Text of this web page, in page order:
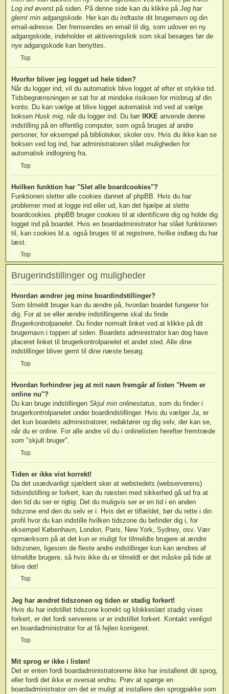
Log indøverst på siden. På denne side kan du klikke på Jeg har
glemt min adgangskode. Her kan du indtaste dit brugernavn og din
email-adresse. Der fremsendes en email til dig, som udover en ny
adgangskode, indeholder et aktiveringslink som skal besøges før de
nye adgangskode kan benyttes.
Top
Hvorfor bliver jeg logget ud hele tiden?
Når du logger ind, vil du automatisk blive logget af efter et stykke tid.
Tidsbegrænsningen er sat for at mindske risikoen for misbrug af din
konto. Du kan vælge at blive logget automatisk ind ved at vælge
boksen Husk mig, når du logger ind. Du bør IKKE anvende denne
indstilling på en offentlig computer, som også bruges af andre
personer, for eksempel på biblioteker, skoler osv. Hvis du ikke kan se
boksen ved log ind, har administratoren slået muligheden for
automatisk indlogning fra.
Top
Hvilken funktion har "Slet alle boardcookies"?
Funktionen sletter alle cookies dannet af phpBB. Hvis du har
problemer med at logge ind eller ud, kan det hjælpe at slette
boardcookies. phpBB bruger cookies til at identificere dig og holde dig
logget ind på boardet. Hvis en boardadministrator har slået funktionen
til, kan cookies bl.a. også bruges til at registrere, hvilke indlæg du har
læst.
Top
Brugerindstillinger og muligheder
Hvordan ændrer jeg mine boardindstillinger?
Som tilmeldt bruger kan du ændre på, hvordan boardet fungerer for
dig. For at se eller ændre indstillingerne skal du finde
Brugerkontrolpanelet. Du finder normalt linket ved at klikke på dit
brugernavn i toppen af siden. Boardets administrator kan dog have
placeret linket til brugerkontrolpanelet et andet sted. Alle dine
indstillinger bliver gemt til dine næste besøg.
Top
Hvordan forhindrer jeg at mit navn fremgår af listen "Hvem er
online nu"?
Du kan bruge indstillingen Skjul min onlinestatus, som du finder i
brugerkontrolpanelet under boardindstillinger. Hvis du vælger Ja, er
det kun boardets administratorer, redaktører og dig selv, der kan se,
når du er online. For alle andre vil du i onlinelisten herefter fremtræde
som "skjult bruger".
Top
Tiden er ikke vist korrekt!
Da det usædvanligt sjældent sker at webstedets (webserverens)
tidsindstilling er forkert, kan du næsten med sikkerhed gå ud fra at
den tid du ser er rigtig. Det du muligvis ser er en tid i en anden
tidszone end den du selv er i. Hvis det er tilfældet, bør du rette i din
profil hvor du kan indstille hvilken tidszone du befinder dig i, for
eksempel København, London, Paris, New York, Sydney, osv. Vær
opmærksom på at det kun er muligt for tilmeldte brugere at ændre
tidszonen, ligesom de fleste andre indstillinger kun kan ændres af
tilmeldte brugere, så hvis ikke du er tilmeldt er det måske på tide at
blive det!
Top
Jeg har ændret tidszonen og tiden er stadig forkert!
Hvis du har indstillet tidszone korrekt og klokkeslæt stadig vises
forkert, er det fordi serverens ur er indstillet forkert. Kontakt venligst
en boardadministrator for at få fejlen korrigeret.
Top
Mit sprog er ikke i listen!
Det er enten fordi boardadministratorerne ikke har installeret dit sprog,
eller fordi det ikke er oversat endnu. Prøv at spørge en
boardadministrator om det er muligt at installere den sprogpakke som